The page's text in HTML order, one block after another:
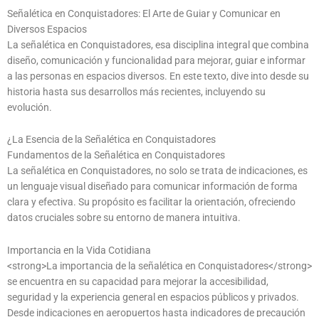
Señalética en Conquistadores: El Arte de Guiar y Comunicar en
Diversos Espacios
La señalética en Conquistadores, esa disciplina integral que combina
diseño, comunicación y funcionalidad para mejorar, guiar e informar
a las personas en espacios diversos. En este texto, dive into desde su
historia hasta sus desarrollos más recientes, incluyendo su
evolución.
¿La Esencia de la Señalética en Conquistadores
Fundamentos de la Señalética en Conquistadores
La señalética en Conquistadores, no solo se trata de indicaciones, es
un lenguaje visual diseñado para comunicar información de forma
clara y efectiva. Su propósito es facilitar la orientación, ofreciendo
datos cruciales sobre su entorno de manera intuitiva.
Importancia en la Vida Cotidiana
<strong>La importancia de la señalética en Conquistadores</strong>
se encuentra en su capacidad para mejorar la accesibilidad,
seguridad y la experiencia general en espacios públicos y privados.
Desde indicaciones en aeropuertos hasta indicadores de precaución